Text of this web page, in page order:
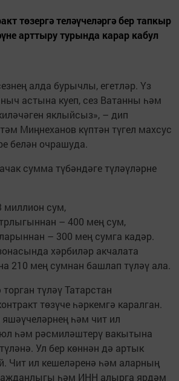
төзергә теләүчеләргә бер тапкыр
арттыру турында карар кабул
алда бурычлы, егетләр. Үз
астына куеп, сез Ватанны һәм
яклыйсыз», – дип
Миңнеханов күптән түгел махсус
белән очрашуда.
сумма түбәндәге түләүләрне
миллион сум,
– 400 мең сум,
– 300 мең сумга кадәр.
хәрбиләр акчалата
210 мең сумнан башлап түләү ала.
түләү Татарстан
төзүче һәркемгә каралган.
һәм чит ил
һәм рәсмиләштерү вакытына
Ул бер көннән дә артык
Чит ил кешеләренә һәм аларның
һәм ИНН алырга ярдәм